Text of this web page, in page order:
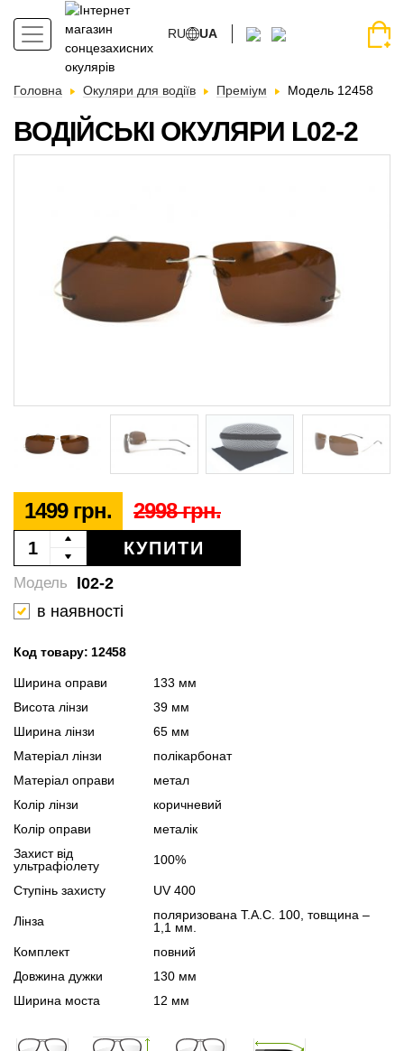
RU UA
Головна Окуляри для водіїв Преміум Модель 12458
ВОДІЙСЬКІ ОКУЛЯРИ L02-2
1499 грн. 2998 грн.
КУПИТИ
l02-2
Модель
в наявності
Код товару: 12458
Ширина оправи
133 мм
Висота лінзи
39 мм
Ширина лінзи
65 мм
Матеріал лінзи
полікарбонат
Матеріал оправи
метал
Колір лінзи
коричневий
Колір оправи
металік
Захист від
ультрафіолету
100%
Ступінь захисту UV 400
Лінза
поляризована T.A.C. 100, товщина –
1,1 мм.
Комплект
повний
Довжина дужки
130 мм
Ширина моста
12 мм